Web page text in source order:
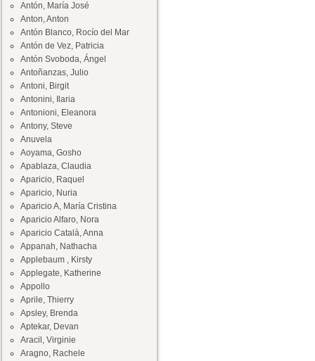
Antón, María José
Anton, Anton
Antón Blanco, Rocío del Mar
Antón de Vez, Patricia
Antón Svoboda, Ángel
Antoñanzas, Julio
Antoni, Birgit
Antonini, Ilaria
Antonioni, Eleanora
Antony, Steve
Anuvela
Aoyama, Gosho
Apablaza, Claudia
Aparicio, Raquel
Aparicio, Nuria
Aparicio A, María Cristina
Aparicio Alfaro, Nora
Aparicio Català, Anna
Appanah, Nathacha
Applebaum , Kirsty
Applegate, Katherine
Appollo
Aprile, Thierry
Apsley, Brenda
Aptekar, Devan
Aracil, Virginie
Aragno, Rachele